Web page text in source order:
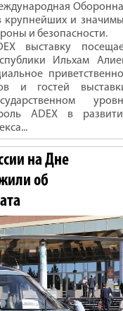
крупнейших и
и безопасности.
выставку
Ильхам
и гостей
ADEX в
на Дне
об